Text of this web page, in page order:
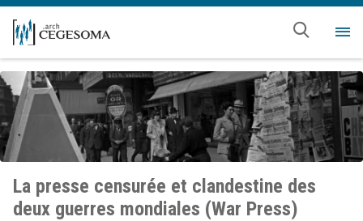
Aller au contenu principal
La presse censurée et clandestine des
deux guerres mondiales (War Press)